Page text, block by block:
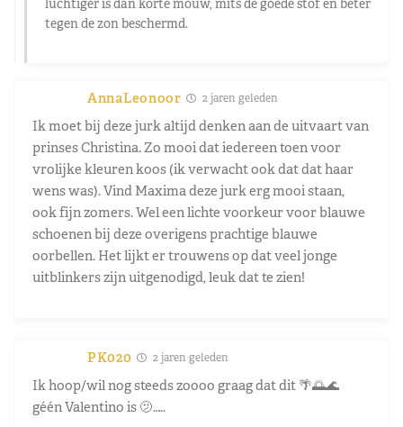
tegen de zon beschermd.
AnnaLeonoor 2 jaren geleden
Ik moet bij deze jurk altijd denken aan de uitvaart van
prinses Christina. Zo mooi dat iedereen toen voor
vrolijke kleuren koos (ik verwacht ook dat dat haar
wens was). Vind Maxima deze jurk erg mooi staan,
ook fijn zomers. Wel een lichte voorkeur voor blauwe
schoenen bij deze overigens prachtige blauwe
oorbellen. Het lijkt er trouwens op dat veel jonge
uitblinkers zijn uitgenodigd, leuk dat te zien!
PK020 2 jaren geleden
Ik hoop/wil nog steeds zoooo graag dat dit 🌴🌅🌊
géén Valentino is 🫤…..